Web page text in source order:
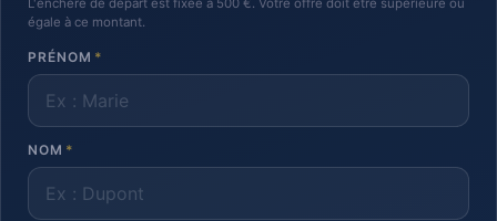
L'enchère de départ est fixée à 500 €. Votre offre doit être supérieure ou
égale à ce montant.
PRÉNOM *
NOM *